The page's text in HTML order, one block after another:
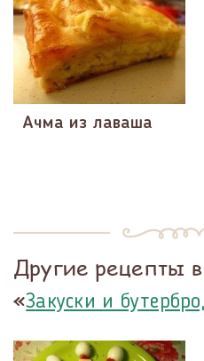
Ачма из лаваша
Другие рецепты
«Закуски и